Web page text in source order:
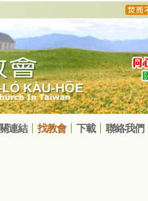
連結 找教會 下載 聯絡我們